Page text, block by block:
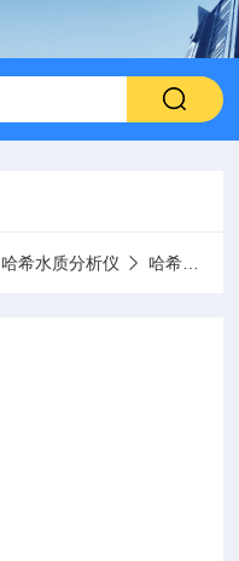
哈希水质分析仪 哈希溶氧仪